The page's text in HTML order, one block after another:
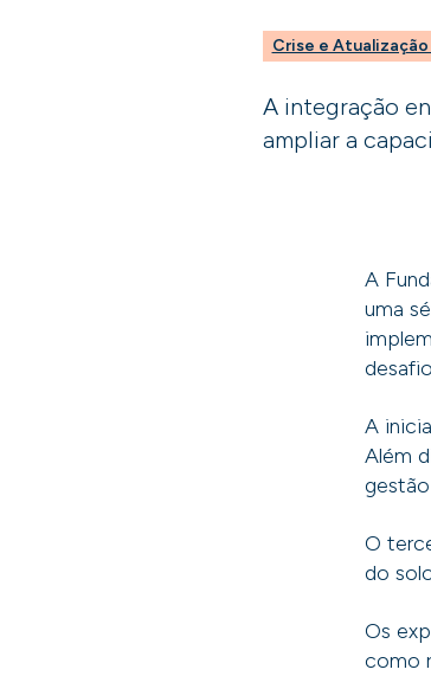
Crise e
A integração
ampliar a
A
uma
A
Além
O
do
Os
como